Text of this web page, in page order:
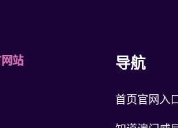
导航
首页官网入